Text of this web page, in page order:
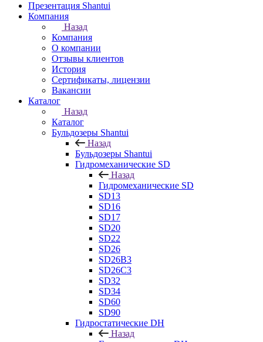
Презентация Shantui
Компания
Назад
Компания
О компании
Отзывы клиентов
История
Сертификаты, лицензии
Вакансии
Каталог
Назад
Каталог
Бульдозеры Shantui
Назад
Бульдозеры Shantui
Гидромеханические SD
Назад
Гидромеханические SD
SD13
SD16
SD17
SD20
SD22
SD26
SD26B3
SD26C3
SD32
SD34
SD60
SD90
Гидростатические DH
Назад